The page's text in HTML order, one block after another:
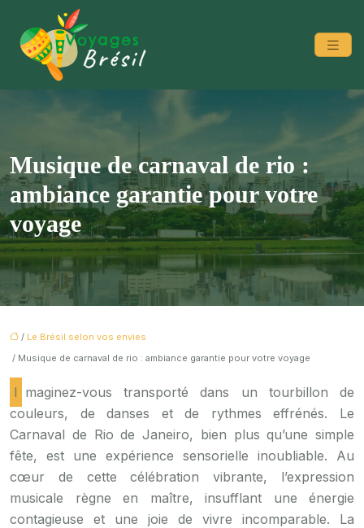
Musique de carnaval de rio :
ambiance garantie pour votre
voyage
/ Le Brésil selon vos envies
/ Musique de carnaval de rio : ambiance garantie pour votre voyage
Imaginez-vous transporté dans un tourbillon de
couleurs, de danses et de rythmes effrénés. Le
Carnaval de Rio de Janeiro, bien plus qu’une simple
fête, est une expérience sensorielle inoubliable. Au
cœur de cette célébration vibrante, l’expression
musicale règne en maître, insufflant une énergie
contagieuse et une joie de vivre incomparable. La